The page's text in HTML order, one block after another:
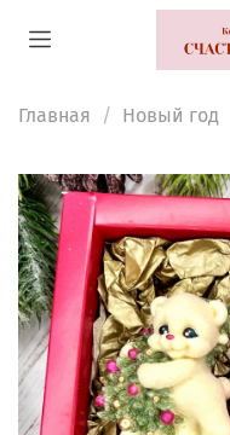
Главная Новый год